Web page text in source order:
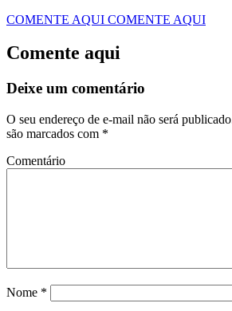
COMENTE AQUI COMENTE AQUI
Comente aqui
Deixe um comentário
O seu endereço de e-mail não será
são marcados com *
Comentário
Nome *